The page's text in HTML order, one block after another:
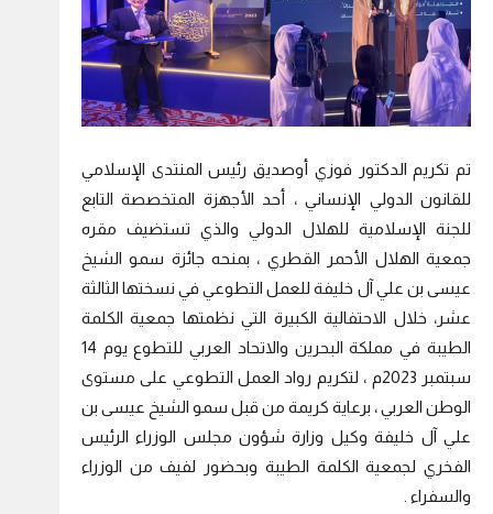
تم تكريم الدكتور فوزي أوصديق رئيس المنتدى الإسلامي
للقانون الدولي الإنساني ، أحد الأجهزة المتخصصة التابع
للجنة الإسلامية للهلال الدولي والذي تستضيف مقره
جمعية الهلال الأحمر القطري ، بمنحه جائزة سمو الشيخ
عيسى بن علي آل خليفة للعمل التطوعي في نسختها الثالثة
عشر، خلال الاحتفالية الكبيرة التي نظمتها جمعية الكلمة
الطيبة في مملكة البحرين والاتحاد العربي للتطوع يوم 14
سبتمبر 2023م ، لتكريم رواد العمل التطوعي على مستوى
الوطن العربي ، برعاية كريمة من قبل سمو الشيخ عيسى بن
علي آل خليفة وكيل وزارة شؤون مجلس الوزراء الرئيس
الفخري لجمعية الكلمة الطيبة وبحضور لفيف من الوزراء
والسفراء .